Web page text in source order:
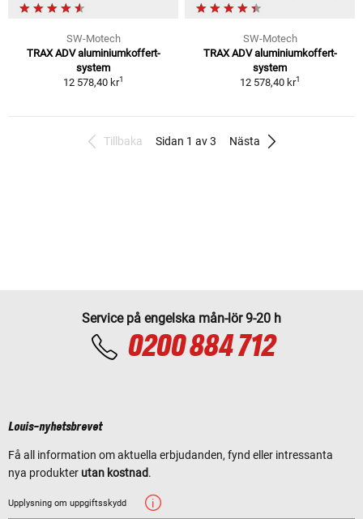
SW-Motech
TRAX ADV aluminiumkoffert-
system
12 578,40 kr1
SW-Motech
TRAX ADV aluminiumkoffert-
system
12 578,40 kr1
Tillbaka Sidan 1 av 3 Nästa
Service på engelska mån-lör 9-20 h
0200 884 712
Louis-nyhetsbrevet
Få all information om aktuella erbjudanden, fynd eller intressanta
nya produkter utan kostnad.
Upplysning om uppgiftsskydd